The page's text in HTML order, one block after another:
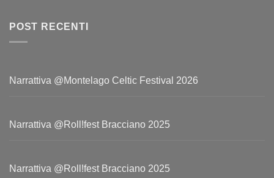
POST RECENTI
Narrattiva @Montelago Celtic Festival 2026
Narrattiva @Roll!fest Bracciano 2025
Narrattiva @Roll!fest Bracciano 2025